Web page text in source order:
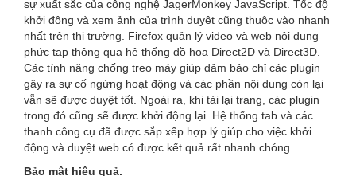
sự xuất sắc của công nghệ JagerMonkey JavaScript. Tốc độ
khởi động và xem ảnh của trình duyệt cũng thuộc vào nhanh
nhất trên thị trường. Firefox quản lý video và web nội dung
phức tạp thông qua hệ thống đồ họa Direct2D và Direct3D.
Các tính năng chống treo máy giúp đảm bảo chỉ các plugin
gây ra sự cố ngừng hoạt động và các phần nội dung còn lại
vẫn sẽ được duyệt tốt. Ngoài ra, khi tải lại trang, các plugin
trong đó cũng sẽ được khởi động lại. Hệ thống tab và các
thanh công cụ đã được sắp xếp hợp lý giúp cho việc khởi
động và duyệt web có được kết quả rất nhanh chóng.
Bảo mật hiệu quả.